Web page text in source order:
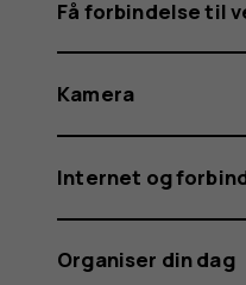
Få forbindelse til
Kamera
Internet og
Organiser din dag